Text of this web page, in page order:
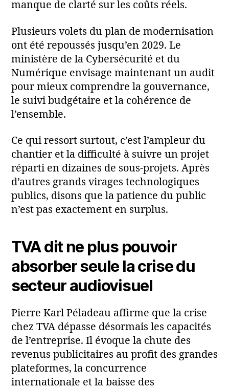
manque de clarté sur les coûts réels.
Plusieurs volets du plan de modernisation
ont été repoussés jusqu’en 2029. Le
ministère de la Cybersécurité et du
Numérique envisage maintenant un audit
pour mieux comprendre la gouvernance,
le suivi budgétaire et la cohérence de
l’ensemble.
Ce qui ressort surtout, c’est l’ampleur du
chantier et la difficulté à suivre un projet
réparti en dizaines de sous-projets. Après
d’autres grands virages technologiques
publics, disons que la patience du public
n’est pas exactement en surplus.
TVA dit ne plus pouvoir
absorber seule la crise du
secteur audiovisuel
Pierre Karl Péladeau affirme que la crise
chez TVA dépasse désormais les capacités
de l’entreprise. Il évoque la chute des
revenus publicitaires au profit des grandes
plateformes, la concurrence
internationale et la baisse des